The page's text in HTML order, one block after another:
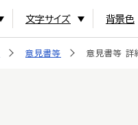
文字サイズ 背景色
意見書等 意見書等 詳